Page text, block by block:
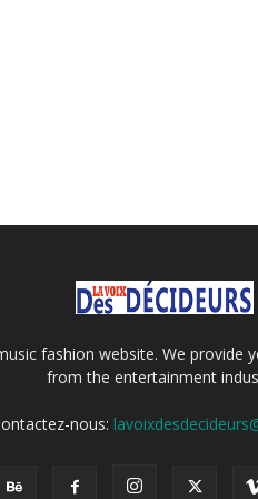
fashion website. We provide
from the entertainment
nous: